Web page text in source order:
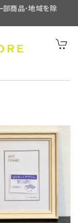
商品･地域を除